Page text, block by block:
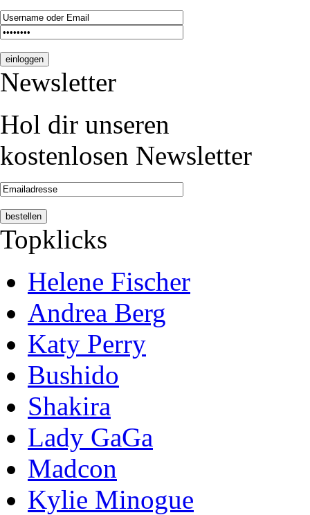
Newsletter
Hol dir unseren
kostenlosen Newsletter
Topklicks
Helene Fischer
Andrea Berg
Katy Perry
Bushido
Shakira
Lady GaGa
Madcon
Kylie Minogue